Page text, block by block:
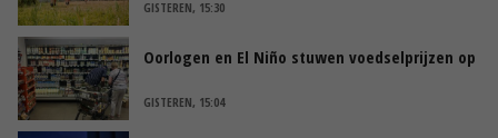
GISTEREN, 15:30
Oorlogen en El Niño stuwen voedselprijzen op
GISTEREN, 15:04